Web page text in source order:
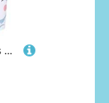
TOYANDONA 3 Stück Teiliges Bunte rotierende Designs pädagogisches interaktives Bastelset für Geburtstagsgeschenk für Jungen Mädchen